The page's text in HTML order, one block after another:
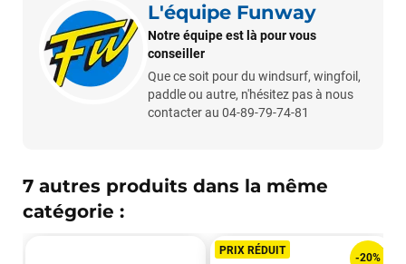
L'équipe Funway
Notre équipe est là pour vous
conseiller
Que ce soit pour du windsurf, wingfoil,
paddle ou autre, n'hésitez pas à nous
contacter au 04-89-79-74-81
7 autres produits dans la même
catégorie :
PRIX RÉDUIT
-20%